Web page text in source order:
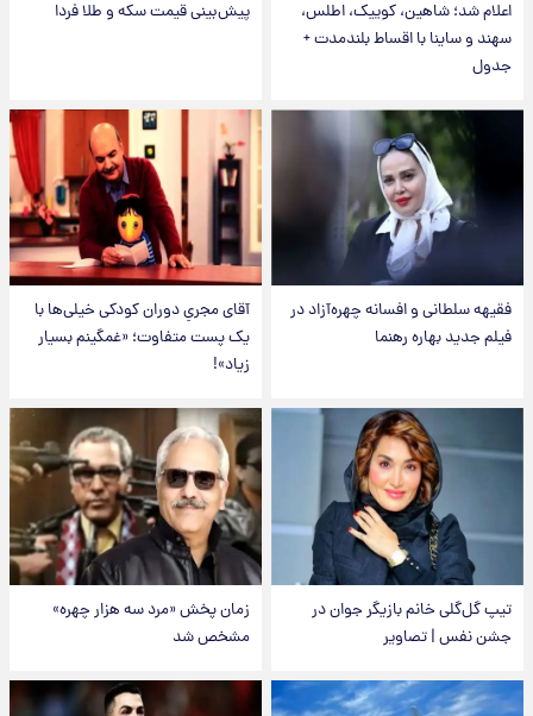
اعلام شد؛ شاهین، کوییک، اطلس،
سهند و ساینا با اقساط بلندمدت +
جدول
پیش‌بینی قیمت سکه و طلا فردا
فقیهه سلطانی و افسانه چهره‌آزاد در
فیلم جدید بهاره رهنما
آقای مجریِ دوران کودکی خیلی‌ها با
یک پست متفاوت؛ «غمگینم بسیار
زیاد»!
تیپ گل‌گلی خانم بازیگر جوان در
جشن نفس | تصاویر
زمان پخش «مرد سه هزار چهره»
مشخص شد